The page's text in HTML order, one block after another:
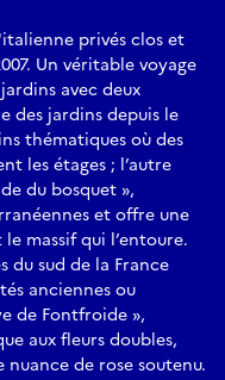
privés clos et
Un véritable voyage
avec deux
des jardins depuis le
thématiques où des
les étages ; l’autre
du bosquet »,
et offre une
massif qui l’entoure.
du sud de la France
anciennes ou
de Fontfroide »,
aux fleurs doubles,
de rose soutenu.